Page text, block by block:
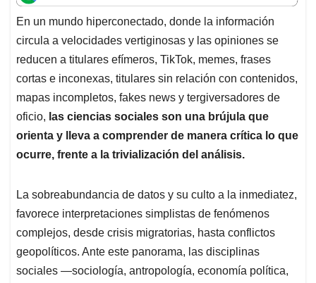
t
s
A
p
p
e
b
o
o
k
k
e
d
I
n
i
l
e
a
d
s
En un mundo hiperconectado, donde la información
circula a velocidades vertiginosas y las opiniones se
reducen a titulares efímeros, TikTok, memes, frases
cortas e inconexas, titulares sin relación con contenidos,
mapas incompletos, fakes news y tergiversadores de
oficio, las ciencias sociales son una brújula que
orienta y lleva a comprender de manera crítica lo que
ocurre, frente a la trivialización del análisis.
La sobreabundancia de datos y su culto a la inmediatez,
favorece interpretaciones simplistas de fenómenos
complejos, desde crisis migratorias, hasta conflictos
geopolíticos. Ante este panorama, las disciplinas
sociales —sociología, antropología, economía política,